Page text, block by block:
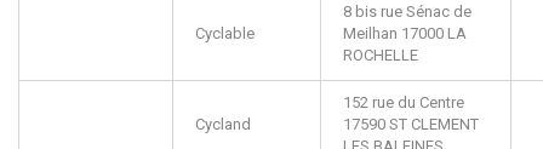
Cyclable
8 bis rue Sénac de
Meilhan 17000 LA
ROCHELLE
Cycland
152 rue du Centre
17590 ST CLEMENT